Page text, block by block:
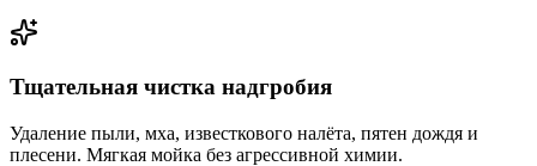
Тщательная чистка надгробия
Удаление пыли, мха, известкового налёта, пятен дождя и
плесени. Мягкая мойка без агрессивной химии.